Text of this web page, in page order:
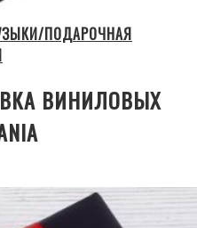
ПОДАРОЧНАЯ
ВИНИЛОВЫХ